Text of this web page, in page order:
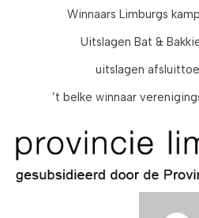
Winnaars Limburgs
Uitslagen Bat &
uitslagen
’t belke winnaar